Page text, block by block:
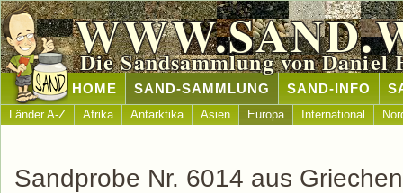
Die Sandsammlung von Daniel
HOME SAND-SAMMLUNG SAND-INFO
Länder A-Z Afrika Antarktika Asien Europa International
Sandprobe Nr. 6014 aus